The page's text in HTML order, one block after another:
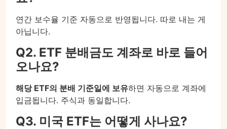
연간 보수율 기준 자동으로 반영됩니다. 따로 내는 게
아닙니다.
Q2. ETF 분배금도 계좌로 바로 들어
오나요?
해당 ETF의 분배 기준일에 보유하면 자동으로 계좌에
입금됩니다. 주식과 동일합니다.
Q3. 미국 ETF는 어떻게 사나요?